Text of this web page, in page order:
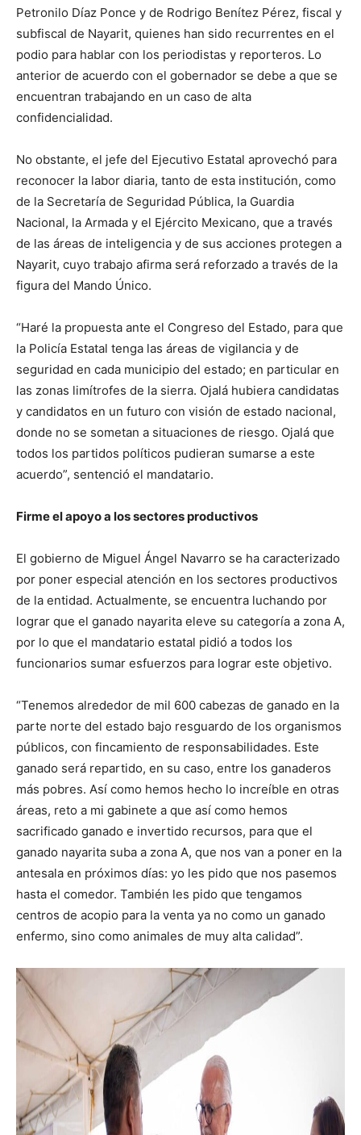
Petronilo Díaz Ponce y de Rodrigo Benítez Pérez, fiscal y
subfiscal de Nayarit, quienes han sido recurrentes en el
podio para hablar con los periodistas y reporteros. Lo
anterior de acuerdo con el gobernador se debe a que se
encuentran trabajando en un caso de alta
confidencialidad.
No obstante, el jefe del Ejecutivo Estatal aprovechó para
reconocer la labor diaria, tanto de esta institución, como
de la Secretaría de Seguridad Pública, la Guardia
Nacional, la Armada y el Ejército Mexicano, que a través
de las áreas de inteligencia y de sus acciones protegen a
Nayarit, cuyo trabajo afirma será reforzado a través de la
figura del Mando Único.
“Haré la propuesta ante el Congreso del Estado, para que
la Policía Estatal tenga las áreas de vigilancia y de
seguridad en cada municipio del estado; en particular en
las zonas limítrofes de la sierra. Ojalá hubiera candidatas
y candidatos en un futuro con visión de estado nacional,
donde no se sometan a situaciones de riesgo. Ojalá que
todos los partidos políticos pudieran sumarse a este
acuerdo”, sentenció el mandatario.
Firme el apoyo a los sectores productivos
El gobierno de Miguel Ángel Navarro se ha caracterizado
por poner especial atención en los sectores productivos
de la entidad. Actualmente, se encuentra luchando por
lograr que el ganado nayarita eleve su categoría a zona A,
por lo que el mandatario estatal pidió a todos los
funcionarios sumar esfuerzos para lograr este objetivo.
“Tenemos alrededor de mil 600 cabezas de ganado en la
parte norte del estado bajo resguardo de los organismos
públicos, con fincamiento de responsabilidades. Este
ganado será repartido, en su caso, entre los ganaderos
más pobres. Así como hemos hecho lo increíble en otras
áreas, reto a mi gabinete a que así como hemos
sacrificado ganado e invertido recursos, para que el
ganado nayarita suba a zona A, que nos van a poner en la
antesala en próximos días: yo les pido que nos pasemos
hasta el comedor. También les pido que tengamos
centros de acopio para la venta ya no como un ganado
enfermo, sino como animales de muy alta calidad”.